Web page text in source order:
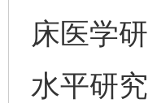
床医学
水平研